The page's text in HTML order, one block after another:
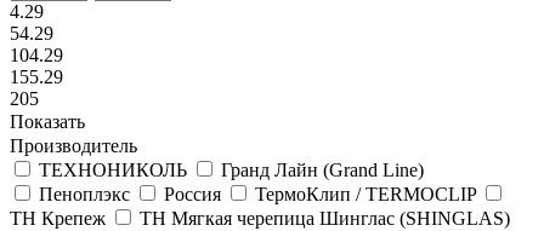
4.29
54.29
104.29
155.29
205
Показать
Производитель
ТЕХНОНИКОЛЬ
Гранд Лайн (Grand Line)
Пеноплэкс
Россия
ТермоКлип / TERMOCLIP
ТН Крепеж
ТН Мягкая черепица Шинглас (SHINGLAS)